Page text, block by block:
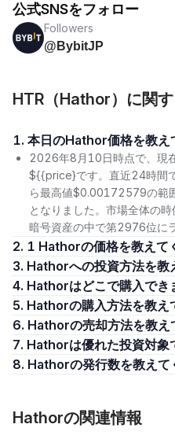
公式SNSをフォロー
Followers
@BybitJP
HTR（Hathor）に関
1. 本日のHathor価格を教え
2026年8月10日時点で、現
${{price}です。直近24時間
ら最高値$0.00172579の範
となりました。市場全体の
暗号資産の中で第2976位に
2. 1 Hathorの価格を教えて
3. Hathorへの投資方法を教
4. Hathorはどこで購入でき
5. Hathorの購入方法を教え
6. Hathorの売却方法を教え
7. Hathorは優れた投資対象
8. Hathorの発行数を教えて
Hathorの関連情報